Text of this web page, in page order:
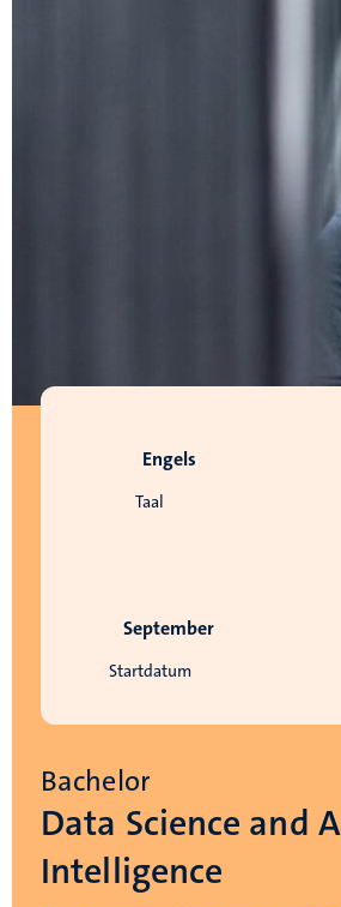
Taal
Engels
Startdatum
September
Bachelor
Data Science and
Intelligence